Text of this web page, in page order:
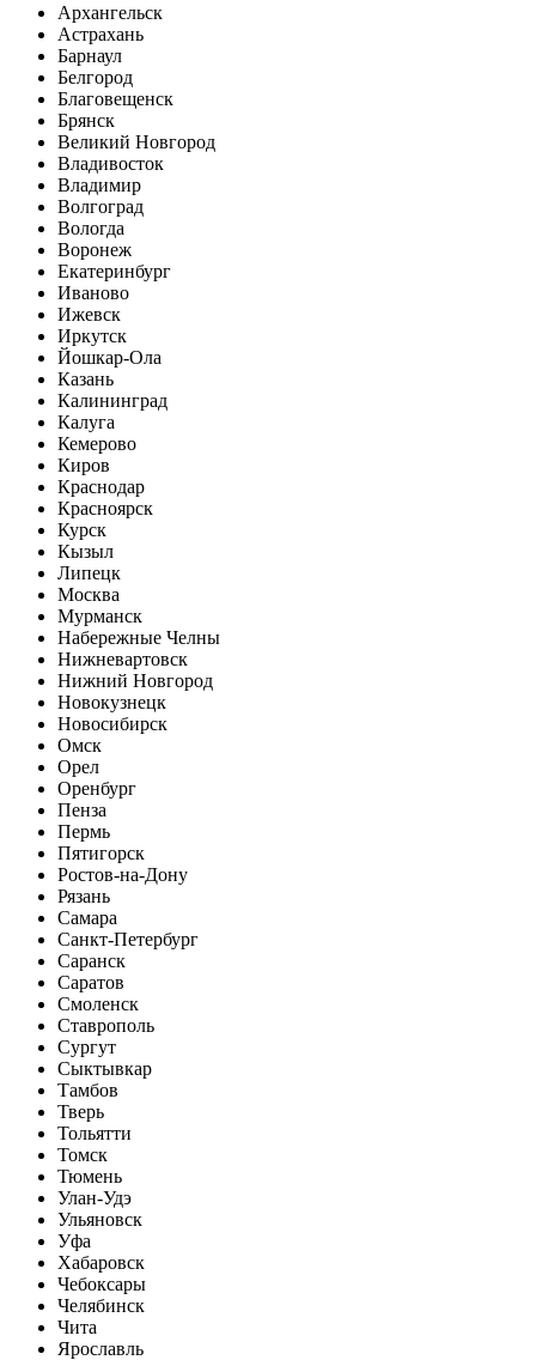
Архангельск
Астрахань
Барнаул
Белгород
Благовещенск
Брянск
Великий Новгород
Владивосток
Владимир
Волгоград
Вологда
Воронеж
Екатеринбург
Иваново
Ижевск
Иркутск
Йошкар-Ола
Казань
Калининград
Калуга
Кемерово
Киров
Краснодар
Красноярск
Курск
Кызыл
Липецк
Москва
Мурманск
Набережные Челны
Нижневартовск
Нижний Новгород
Новокузнецк
Новосибирск
Омск
Орел
Оренбург
Пенза
Пермь
Пятигорск
Ростов-на-Дону
Рязань
Самара
Санкт-Петербург
Саранск
Саратов
Смоленск
Ставрополь
Сургут
Сыктывкар
Тамбов
Тверь
Тольятти
Томск
Тюмень
Улан-Удэ
Ульяновск
Уфа
Хабаровск
Чебоксары
Челябинск
Чита
Ярославль